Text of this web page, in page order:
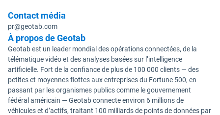
Contact média
pr@geotab.com
À propos de Geotab
Geotab est un leader mondial des opérations connectées, de la
télématique vidéo et des analyses basées sur l’intelligence
artificielle. Fort de la confiance de plus de 100 000 clients — des
petites et moyennes flottes aux entreprises du Fortune 500, en
passant par les organismes publics comme le gouvernement
fédéral américain — Geotab connecte environ 6 millions de
véhicules et d’actifs, traitant 100 milliards de points de données par